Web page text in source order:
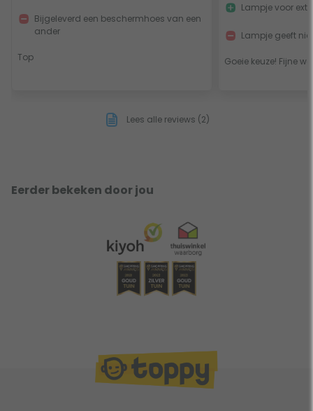
Top
Bijgeleverd een beschermhoes van een
ander
Goeie keuze! Fijne
Lampje voor
Lampje geeft
Lees alle reviews (2)
Eerder bekeken door jou